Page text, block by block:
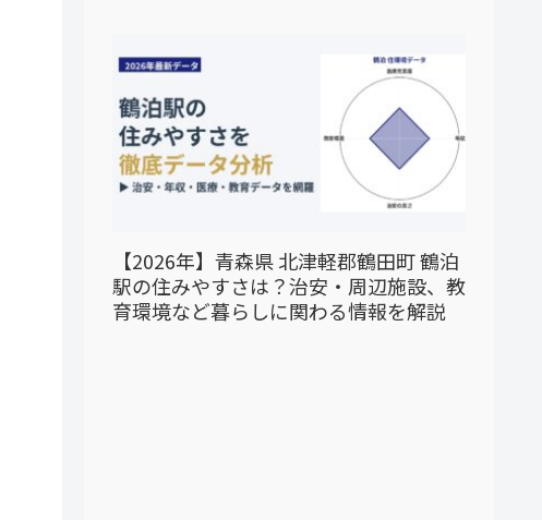
【2026年】青森県 北津軽郡鶴田町 鶴泊
駅の住みやすさは？治安・周辺施設、教
育環境など暮らしに関わる情報を解説